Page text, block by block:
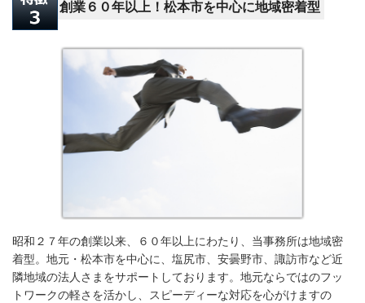
創業６０年以上！松本市を中心に地域密着型
昭和２７年の創業以来、６０年以上にわたり、当事務所は地域密
着型。地元・松本市を中心に、塩尻市、安曇野市、諏訪市など近
隣地域の法人さまをサポートしております。地元ならではのフッ
トワークの軽さを活かし、スピーディーな対応を心がけますの